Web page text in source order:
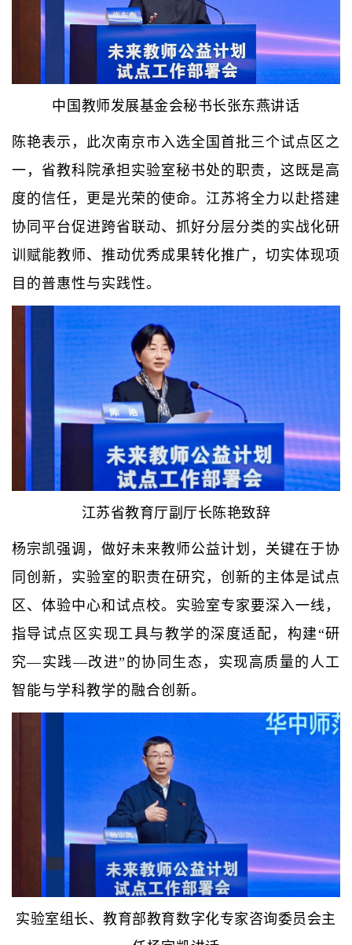
中国教师发展基金会秘书长张东燕讲话
陈艳表示，此次南京市入选全国首批三个试点区之
一，省教科院承担实验室秘书处的职责，这既是高
度的信任，更是光荣的使命。江苏将全力以赴搭建
协同平台促进跨省联动、抓好分层分类的实战化研
训赋能教师、推动优秀成果转化推广，切实体现项
目的普惠性与实践性。
江苏省教育厅副厅长陈艳致辞
杨宗凯强调，做好未来教师公益计划，关键在于协
同创新，实验室的职责在研究，创新的主体是试点
区、体验中心和试点校。实验室专家要深入一线，
指导试点区实现工具与教学的深度适配，构建“研
究—实践—改进”的协同生态，实现高质量的人工
智能与学科教学的融合创新。
实验室组长、教育部教育数字化专家咨询委员会主